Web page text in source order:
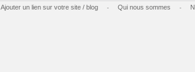
Ajouter un lien sur votre site / blog - Qui nous sommes -